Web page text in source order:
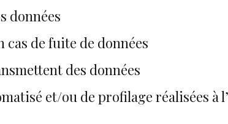
données
de fuite de données
des données
et/ou de profilage réalisées à